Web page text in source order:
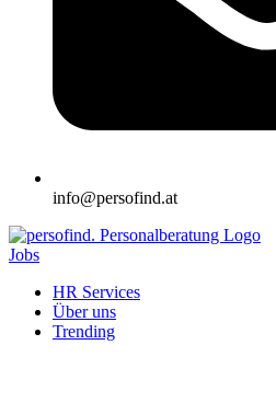
info@persofind.at
Jobs
HR Services
Über uns
Trending